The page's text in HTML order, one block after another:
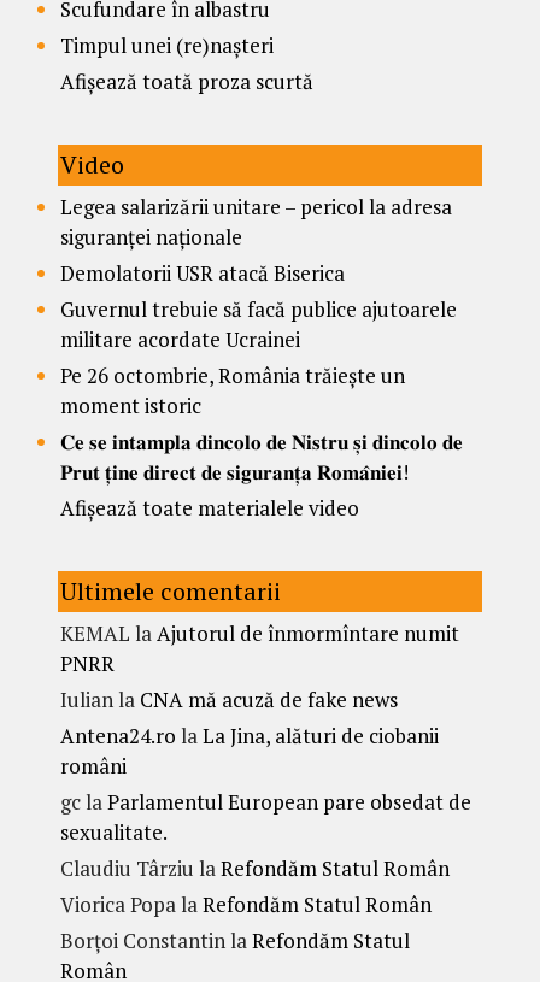
Scufundare în albastru
Timpul unei (re)nașteri
Afișează toată proza scurtă
Video
Legea salarizării unitare – pericol la adresa
siguranței naționale
Demolatorii USR atacă Biserica
Guvernul trebuie să facă publice ajutoarele
militare acordate Ucrainei
Pe 26 octombrie, România trăiește un
moment istoric
𝐂𝐞 𝐬𝐞 𝐢𝐧𝐭𝐚𝐦𝐩𝐥𝐚 𝐝𝐢𝐧𝐜𝐨𝐥𝐨 𝐝𝐞 𝐍𝐢𝐬𝐭𝐫𝐮 𝐬̦𝐢 𝐝𝐢𝐧𝐜𝐨𝐥𝐨 𝐝𝐞
𝐏𝐫𝐮𝐭 𝐭̦𝐢𝐧𝐞 𝐝𝐢𝐫𝐞𝐜𝐭 𝐝𝐞 𝐬𝐢𝐠𝐮𝐫𝐚𝐧𝐭̦𝐚 𝐑𝐨𝐦𝐚̂𝐧𝐢𝐞𝐢!
Afișează toate materialele video
Ultimele comentarii
KEMAL laAjutorul de înmormîntare numit
PNRR
Iulianla CNA mă acuză de fake news
Antena24.ro laLa Jina, alături de ciobanii
români
gclaParlamentul European pare obsedat de
sexualitate.
Claudiu Târziu laRefondăm Statul Român
Viorica PopalaRefondăm Statul Român
Borțoi ConstantinlaRefondăm Statul
Român